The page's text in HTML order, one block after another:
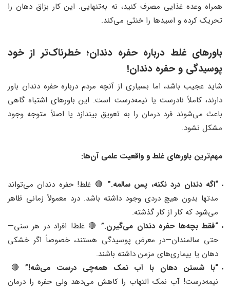
همراه وعده غذایی مصرف کنید، نه به‌تنهایی. این کار بزاق دهان را
تحریک کرده و اسیدها را خنثی می‌کند.
باورهای غلط درباره حفره دندان؛ خطرناک‌تر از خود
پوسیدگی و حفره دندان!
شاید عجیب باشد، اما بسیاری از آنچه مردم درباره حفره دندان باور
دارند، کاملاً نادرست یا نیمه‌درست است. این باورهای اشتباه گاهی
باعث می‌شوند فرد درمان را به تعویق بیندازد یا اصلاً متوجه وجود
مشکل نشود.
مهم‌ترین باورهای غلط و واقعیت علمی آن‌ها:
“اگه دندان درد نکنه، پس سالمه.” 🔴 غلط! حفره دندان می‌تواند
مدتها بدون هیچ دردی وجود داشته باشد. درد معمولاً زمانی ظاهر
می‌شود که کار از کار گذشته.
“فقط بچه‌ها حفره دندان می‌گیرن.”🔴 غلط! افراد در هر سنی—
حتی سالمندان—در معرض پوسیدگی هستند، خصوصاً اگر خشکی
دهان یا بیماری‌های مزمن داشته باشند.
“با شستن دهان با آب نمک همه‌چی درست می‌شه!” 🔴
نیمه‌درست! آب نمک التهاب را کاهش می‌دهد ولی حفره را درمان